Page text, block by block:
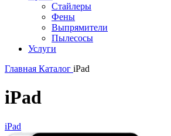
Стайлеры
Фены
Выпрямители
Пылесосы
Услуги
Главная Каталог iPad
iPad
iPad